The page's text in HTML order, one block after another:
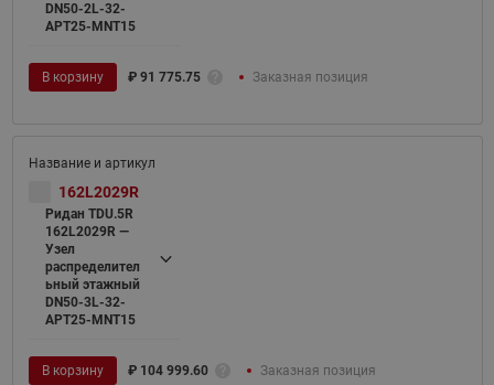
DN50-2L-32-
APT25-MNT15
В корзину ₽ 91 775.75 Заказная позиция
162L2029R
Ридан TDU.5R
162L2029R —
Узел
распределител
ьный этажный
DN50-3L-32-
APT25-MNT15
В корзину ₽ 104 999.60 Заказная позиция